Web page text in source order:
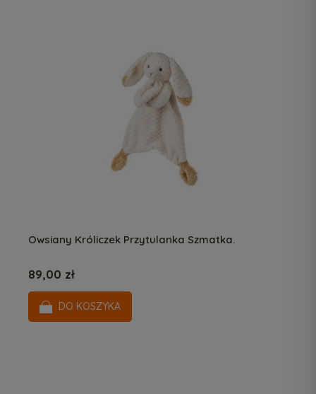
Owsiany Króliczek Przytulanka Szmatka.
89,00 zł
DO KOSZYKA